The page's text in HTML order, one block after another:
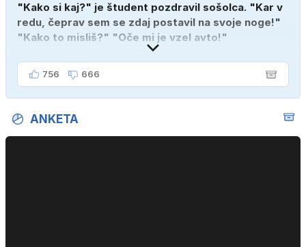
"Kako si kaj?" je študent pozdravil sošolca. "Kar v
redu, čeprav sem se zdaj postavil na svoje noge!"
"Kako to misliš?" "Oče mi je vzel avto!"
756 666
ANKETA